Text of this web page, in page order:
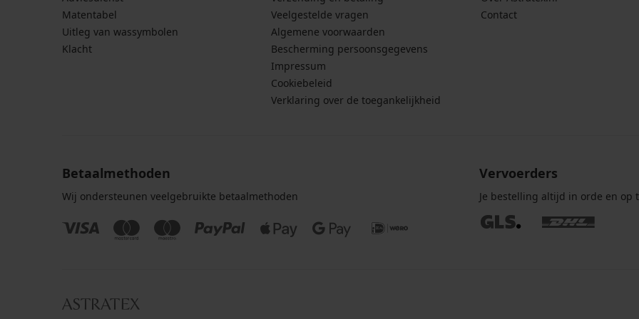
Matentabel
Uitleg van wassymbolen
Klacht
Veelgestelde vragen
Algemene voorwaarden
Bescherming persoonsgegevens
Impressum
Cookiebeleid
Verklaring over de toegankelijkheid
Contact
Betaalmethoden
Wij ondersteunen veelgebruikte betaalmethoden
Vervoerders
Je bestelling altijd in orde en op